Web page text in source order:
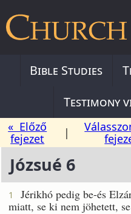
Bible Studies
Testimony
« Előző
fejezet
|
Józsué 6
1
Jérikhó pedig be-és
miatt, se ki nem jöhetett,